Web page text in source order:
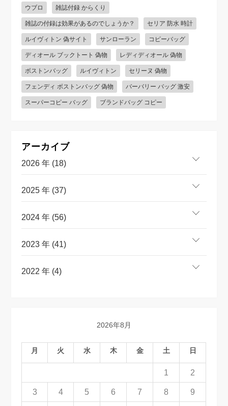
ウブロ 雑誌付録 からくり
雑誌の付録は効果があるのでしょうか？ セリア 防水 時計
ルイヴィトン 偽サイト サンローラン コピーバッグ
ディオール ブックトート 偽物 レディディオール 偽物
ボストンバッグ ルイヴィトン セリーヌ 偽物
フェンディ ボストンバッグ 偽物 バーバリー バッグ 激安
スーパーコピー バッグ ブランドバッグ コピー
アーカイブ
2026 年 (18)
2025 年 (37)
2024 年 (56)
2023 年 (41)
2022 年 (4)
2026年8月
月 火 水 木 金 土 日
1 2
3 4 5 6 7 8 9